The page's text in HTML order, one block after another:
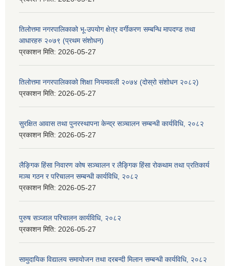
तिलोत्तमा नगरपालिकाको भू-उपयोग क्षेत्र वर्गीकरण सम्बन्धि मापदण्ड तथा
आधारहरु २०७९ (प्रथम संशोधन)
प्रकाशन मिति: 2026-05-27
तिलोत्तमा नगरपालिकाको शिक्षा नियमावली २०७४ (दोस्रो संशोधन २०८२)
प्रकाशन मिति: 2026-05-27
सुरक्षित आवास तथा पुनरस्थापना केन्द्र सञ्चालन सम्बन्धी कार्यविधि, २०८२
प्रकाशन मिति: 2026-05-27
लैङ्गिक हिंसा निवारण कोष सञ्चालन र लैङ्गिक हिंसा रोकथाम तथा प्रतिकार्य
मञ्च गठन र परिचालन सम्बन्धी कार्यविधि, २०८२
प्रकाशन मिति: 2026-05-27
पुरुष सञ्जाल परिचालन कार्यविधि, २०८२
प्रकाशन मिति: 2026-05-27
सामुदायिक विद्यालय समायोजन तथा दरबन्दी मिलान सम्बन्धी कार्यविधि, २०८२